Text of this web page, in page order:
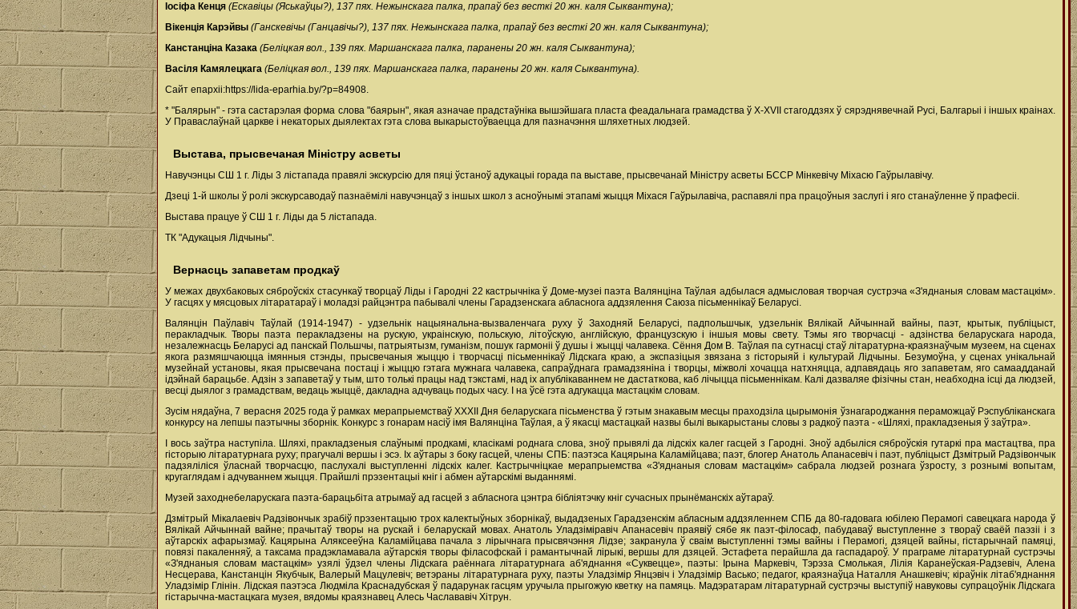
Іосіфа Кенця (Ескавіцы (Яськаўцы?), 137 пях. Нежынскага палка, прапаў без весткі 20 жн. каля Сыквантуна);
Вікенція Карэйвы (Ганскевічы (Ганцавічы?), 137 пях. Нежынскага палка, прапаў без весткі 20 жн. каля Сыквантуна);
Канстанціна Казака (Беліцкая вол., 139 пях. Маршанскага палка, паранены 20 жн. каля Сыквантуна);
Васіля Камялецкага (Беліцкая вол., 139 пях. Маршанскага палка, паранены 20 жн. каля Сыквантуна).
Сайт епархіі:https://lida-eparhia.by/?p=84908.
* "Балярын" - гэта састарэлая форма слова "баярын", якая азначае прадстаўніка вышэйшага пласта феадальнага грамадства ў X-XVII стагоддзях ў сярэднявечнай Русі, Балгарыі і іншых краінах.
У Праваслаўнай царкве і некаторых дыялектах гэта слова выкарыстоўваецца для пазначэння шляхетных людзей.
Выстава, прысвечаная Міністру асветы
Навучэнцы СШ 1 г. Ліды 3 лістапада правялі экскурсію для пяці ўстаноў адукацыі горада па выставе, прысвечанай Міністру асветы БССР Мінкевічу Міхасю Гаўрылавічу.
Дзеці 1-й школы ў ролі экскурсаводаў пазнаёмілі навучэнцаў з іншых школ з асноўнымі этапамі жыцця Міхася Гаўрылавіча, распавялі пра працоўныя заслугі і яго станаўленне ў прафесіі.
Выстава працуе ў СШ 1 г. Ліды да 5 лістапада.
ТК "Адукацыя Лідчыны".
Вернасць запаветам продкаў
У межах двухбаковых сяброўскіх стасункаў творцаў Ліды і Гародні 22 кастрычніка ў Доме-музеі паэта Валянціна Таўлая адбылася адмысловая творчая сустрэча «З'яднаныя словам мастацкім».
У гасцях у мясцовых літаратараў і моладзі райцэнтра пабывалі члены Гарадзенскага абласнога аддзялення Саюза пісьменнікаў Беларусі.
Валянцін Паўлавіч Таўлай (1914-1947) - удзельнік нацыянальна-вызваленчага руху ў Заходняй Беларусі, падпольшчык, удзельнік Вялікай Айчыннай вайны, паэт, крытык, публіцыст,
перакладчык. Творы паэта перакладзены на рускую, украінскую, польскую, літоўскую, англійскую, французскую і іншыя мовы свету. Тэмы яго творчасці - адзінства беларускага народа,
незалежнасць Беларусі ад панскай Польшчы, патрыятызм, гуманізм, пошук гармоніі ў душы і жыцці чалавека. Сёння Дом В. Таўлая па сутнасці стаў літаратурна-краязнаўчым музеем, на сценах
якога размяшчаюцца імянныя стэнды, прысвечаныя жыццю і творчасці пісьменнікаў Лідскага краю, а экспазіцыя звязана з гісторыяй і культурай Лідчыны. Безумоўна, у сценах унікальнай
музейнай установы, якая прысвечана постаці і жыццю гэтага мужнага чалавека, сапраўднага грамадзяніна і творцы, міжволі хочацца натхняцца, адпавядаць яго запаветам, яго самаадданай
ідэйнай барацьбе. Адзін з запаветаў у тым, што толькі працы над тэкстамі, над іх апублікаваннем не дастаткова, каб лічыцца пісьменнікам. Калі дазваляе фізічны стан, неабходна ісці да людзей,
весці дыялог з грамадствам, ведаць жыццё, дакладна адчуваць подых часу. І на ўсё гэта адгукацца мастацкім словам.
Зусім нядаўна, 7 верасня 2025 года ў рамках мерапрыемстваў ХХХІІ Дня беларускага пісьменства ў гэтым знакавым месцы праходзіла цырымонія ўзнагароджання пераможцаў Рэспубліканскага
конкурсу на лепшы паэтычны зборнік. Конкурс з гонарам насіў імя Валянціна Таўлая, а ў якасці мастацкай назвы былі выкарыстаны словы з радкоў паэта - «Шляхі, пракладзеныя ў заўтра».
І вось заўтра наступіла. Шляхі, пракладзеныя слаўнымі продкамі, класікамі роднага слова, зноў прывялі да лідскіх калег гасцей з Гародні. Зноў адбыліся сяброўскія гутаркі пра мастацтва, пра
гісторыю літаратурнага руху; прагучалі вершы і эсэ. Іх аўтары з боку гасцей, члены СПБ: паэтэса Кацярына Каламійцава; паэт, блогер Анатоль Апанасевіч і паэт, публіцыст Дзмітрый Радзівончык
падзяліліся ўласнай творчасцю, паслухалі выступленні лідскіх калег. Кастрычніцкае мерапрыемства «З'яднаныя словам мастацкім» сабрала людзей рознага ўзросту, з рознымі вопытам,
кругаглядам і адчуваннем жыцця. Прайшлі прэзентацыі кніг і абмен аўтарскімі выданнямі.
Музей заходнебеларускага паэта-барацьбіта атрымаў ад гасцей з абласнога цэнтра бібліятэчку кніг сучасных прынёманскіх аўтараў.
Дзмітрый Мікалаевіч Радзівончык зрабіў прэзентацыю трох калектыўных зборнікаў, выдадзеных Гарадзенскім абласным аддзяленнем СПБ да 80-гадовага юбілею Перамогі савецкага народа ў
Вялікай Айчыннай вайне; прачытаў творы на рускай і беларускай мовах. Анатоль Уладзіміравіч Апанасевіч праявіў сябе як паэт-філосаф, пабудаваў выступленне з твораў сваёй паэзіі і з
аўтарскіх афарызмаў. Кацярына Аляксееўна Каламійцава пачала з лірычнага прысвячэння Лідзе; закранула ў сваім выступленні тэмы вайны і Перамогі, дзяцей вайны, гістарычнай памяці,
повязі пакаленняў, а таксама прадэкламавала аўтарскія творы філасофскай і рамантычнай лірыкі, вершы для дзяцей. Эстафета перайшла да гаспадароў. У праграме літаратурнай сустрэчы
«З'яднаныя словам мастацкім» узялі ўдзел члены Лідскага раённага літаратурнага аб'яднання «Суквецце», паэты: Ірына Маркевіч, Тэрэза Смолькая, Лілія Каранеўская-Радзевіч, Алена
Несцерава, Канстанцін Якубчык, Валерый Мацулевіч; ветэраны літаратурнага руху, паэты Уладзімір Янцэвіч і Уладзімір Васько; педагог, краязнаўца Наталля Анашкевіч; кіраўнік літаб'яднання
Уладзімір Глінін. Лідская паэтэса Людміла Краснадубская ў падарунак гасцям уручыла прыгожую кветку на памяць. Мадэратарам літаратурнай сустрэчы выступіў навуковы супрацоўнік Лідскага
гістарычна-мастацкага музея, вядомы краязнавец Алесь Часлававіч Хітрун.